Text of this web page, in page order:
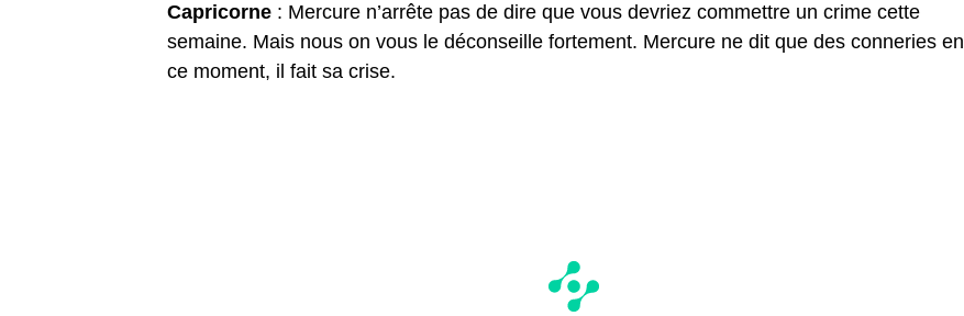
Capricorne : Mercure n’arrête pas de dire que vous devriez commettre un crime cette
semaine. Mais nous on vous le déconseille fortement. Mercure ne dit que des conneries en
ce moment, il fait sa crise.